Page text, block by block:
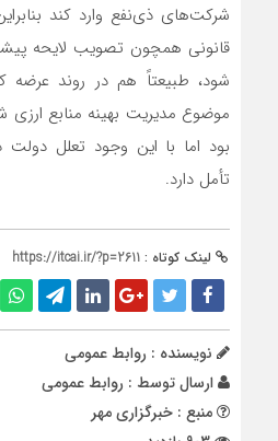
شرکت‌های ذی‌نفع وارد کند
قانونی همچون تصویب لایحه
شود، طبیعتاً هم در روند عرضه
موضوع مدیریت بهینه منابع
بود اما با این وجود تعلل دولت
تأمل دارد.
لینک کوتاه : https://itcai.ir/?p=2611
نویسنده : روابط عمومی
ارسال توسط : روابط عمومی
منبع : خبرگزاری مهر